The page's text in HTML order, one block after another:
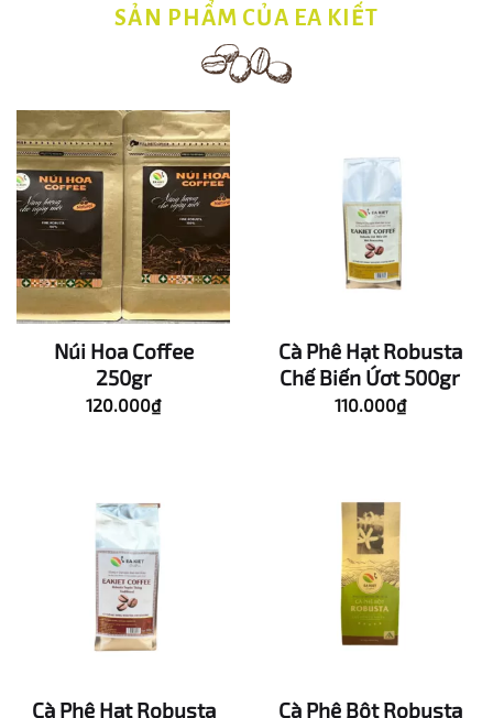
SẢN PHẨM CỦA EA KIẾT
Núi Hoa Coffee
250gr
120.000₫
Cà Phê Hạt Robusta
Chế Biến Ứơt 500gr
110.000₫
Cà Phê Hạt Robusta Cà Phê Bột Robusta